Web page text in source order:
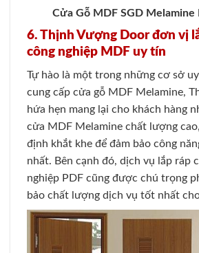
Cửa Gỗ MDF SGD Melamine
6. Thịnh Vượng Door đơn vị
công nghiệp MDF uy tín
Tự hào là một trong những cơ sở
cung cấp cửa gỗ MDF Melamine,
hứa hẹn mang lại cho khách hàng
cửa MDF Melamine chất lượng
định khắt khe để đảm bảo công
nhất. Bên cạnh đó, dịch vụ lắp ráp
nghiệp PDF cũng được chú trọng
bảo chất lượng dịch vụ tốt nhất